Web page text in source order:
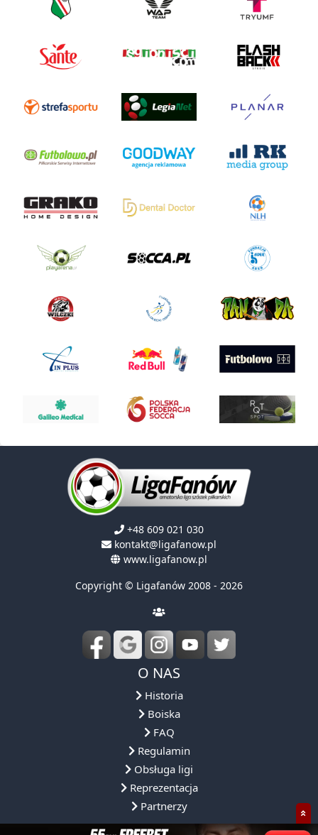
+48 609 021 030
kontakt@ligafanow.pl
www.ligafanow.pl
Copyright © Ligafanów 2008 - 2026
O NAS
Historia
Boiska
FAQ
Regulamin
Obsługa ligi
Reprezentacja
Partnerzy